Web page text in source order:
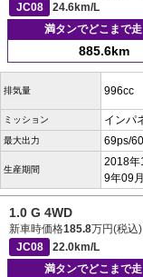
JC08
24.6km/L
満タンでどこまで走
885.6km
排気量 996cc
ミッション インパ
最大出力 69ps/
生産期間
2018年
9年09月
1.0 G 4WD
新車時価格185.8万円(税込)
JC08
22.0km/L
満タンでどこまで走